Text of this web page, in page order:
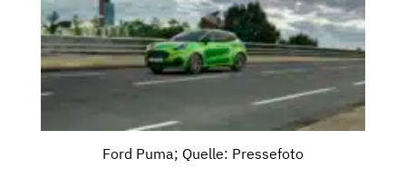
Ford Puma; Quelle: Pressefoto